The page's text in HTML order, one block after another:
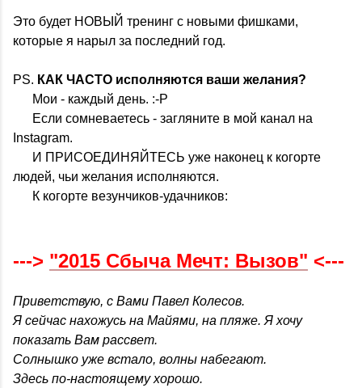
Это будет НОВЫЙ тренинг с новыми фишками,
которые я нарыл за последний год.
PS. КАК ЧАСТО исполняются ваши желания?
Мои - каждый день. :-P
Если сомневаетесь - загляните в мой канал на
Instagram.
И ПРИСОЕДИНЯЙТЕСЬ уже наконец к когорте
людей, чьи желания исполняются.
К когорте везунчиков-удачников:
---> "2015 Сбыча Мечт: Вызов" <---
Приветствую, с Вами Павел Колесов.
Я сейчас нахожусь на Майями, на пляже. Я хочу
показать Вам рассвет.
Солнышко уже встало, волны набегают.
Здесь по-настоящему хорошо.